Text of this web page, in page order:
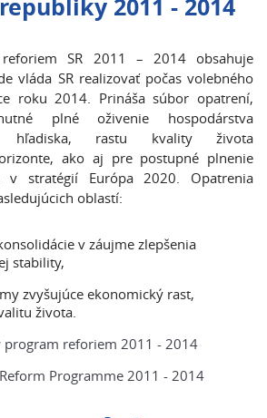
2011 - 2014
SR 2011 – 2014 obsahuje
vláda SR realizovať počas volebného
roku 2014. Prináša súbor opatrení,
plné oživenie hospodárstva
hľadiska, rastu kvality života
ako aj pre postupné plnenie
v stratégií Európa 2020. Opatrenia
oblastí:
v záujme zlepšenia
stability,
zvyšujúce ekonomický rast,
života.
program reforiem 2011 - 2014
Programme 2011 - 2014